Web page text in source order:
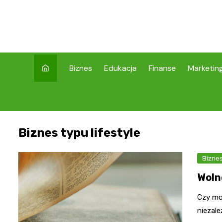
Biznes Edukacja Finanse
Biznes typu lifestyle
Czy